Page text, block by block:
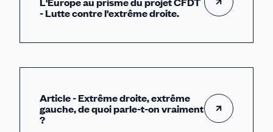
- Lutte contre l'extrême droite.
Article - Extrême droite, extrême
gauche, de quoi parle-t-on vraiment
?